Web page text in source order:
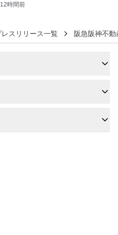
12時間前
スリリース一覧 阪急阪神不